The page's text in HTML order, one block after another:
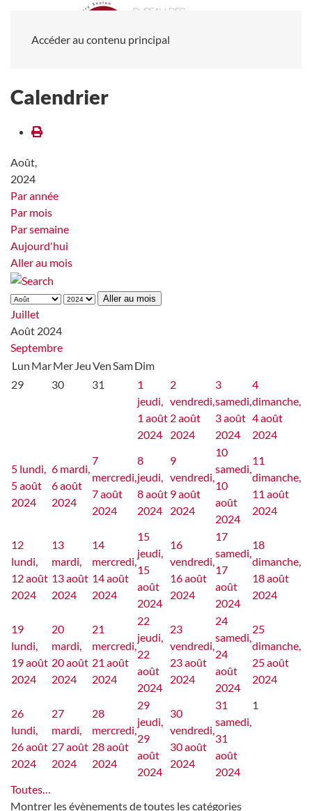
Accéder au contenu principal
Calendrier
Août,
2024
Par année
Par mois
Par semaine
Aujourd'hui
Aller au mois
Aller au mois
Juillet
Août 2024
Septembre
Lun MarMer JeuVenSamDim
29
30 31
1
jeudi,
1 août
2024
2
vendredi,
2 août
2024
3
samedi,
3 août
2024
4
dimanche,
4 août
2024
5 lundi,
5 août
2024
6 mardi,
6 août
2024
7
mercredi,
7 août
2024
8
jeudi,
8 août
2024
9
vendredi,
9 août
2024
10
samedi,
10
août
2024
11
dimanche,
11 août
2024
12
lundi,
12 août
2024
13
mardi,
13 août
2024
14
mercredi,
14 août
2024
15
jeudi,
15
août
2024
16
vendredi,
16 août
2024
17
samedi,
17
août
2024
18
dimanche,
18 août
2024
19
lundi,
19 août
2024
20
mardi,
20 août
2024
21
mercredi,
21 août
2024
22
jeudi,
22
août
2024
23
vendredi,
23 août
2024
24
samedi,
24
août
2024
25
dimanche,
25 août
2024
26
lundi,
26 août
2024
27
mardi,
27 août
2024
28
mercredi,
28 août
2024
29
jeudi,
29
août
2024
30
vendredi,
30 août
2024
31
samedi,
31
août
2024
1
Toutes…
Montrer les évènements de toutes les catégories